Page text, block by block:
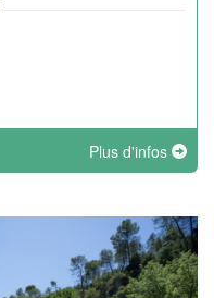
Plus d'infos